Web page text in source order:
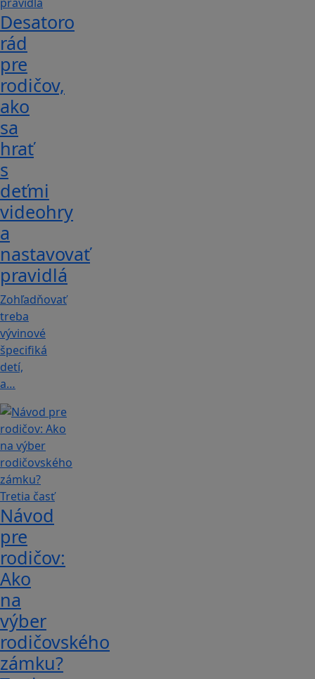
Desatoro
rád
pre
rodičov,
ako
sa
hrať
s
deťmi
videohry
a
nastavovať
pravidlá
Zohľadňovať
treba
vývinové
špecifiká
detí,
a…
Návod
pre
rodičov:
Ako
na
výber
rodičovského
zámku?